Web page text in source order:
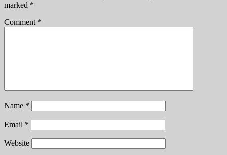
marked *
Comment *
Name *
Email *
Website